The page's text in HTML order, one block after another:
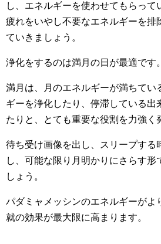
し、エネルギーを使わせてもらって
疲れをいやし不要なエネルギーを排
ていきましょう。
浄化をするのは満月の日が最適です。
満月は、月のエネルギーが満ちてい
ギーを浄化したり、停滞している出
たりと、とても重要な役割を力強く
待ち受け画像を出し、スリープする
し、可能な限り月明かりにさらす形
しょう。
パダミャメッシンのエネルギーがよ
就の効果が最大限に高まります。